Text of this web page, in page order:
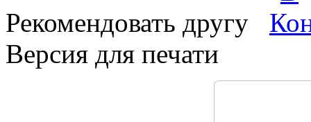
Рекомендовать другу
Версия для печати